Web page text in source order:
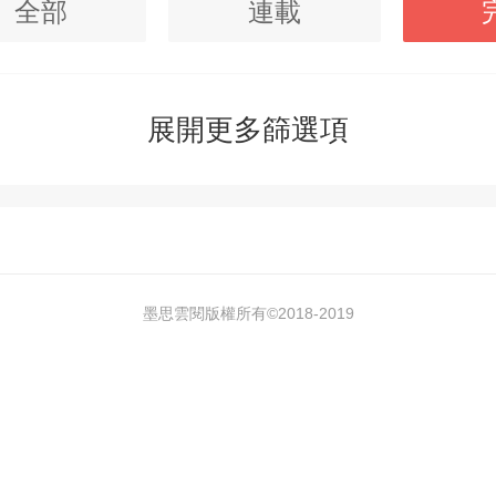
全部 連載
展開更多篩選項
墨思雲閱版權所有©2018-2019